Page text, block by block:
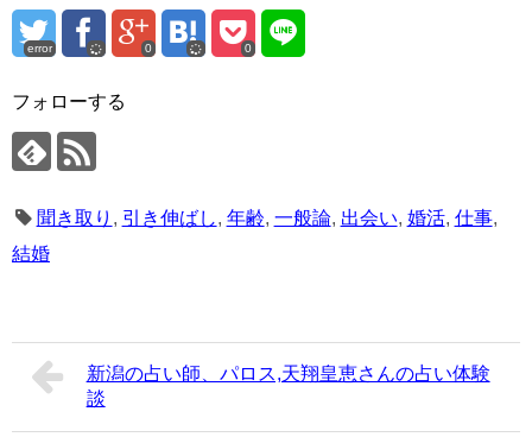
error 0 0
フォローする
聞き取り , 引き伸ばし, 年齢, 一般論, 出会い, 婚活, 仕事,
結婚
新潟の占い師、パロス,天翔皇恵さんの占い体験
談